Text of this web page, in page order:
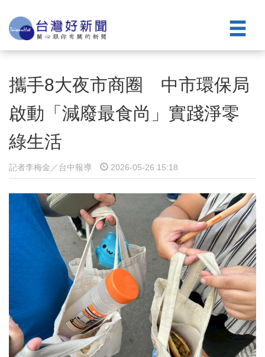
攜手8大夜市商圈 中市環保局
啟動「減廢最食尚」實踐淨零
綠生活
記者李梅金／台中報導 2026-05-26 15:18